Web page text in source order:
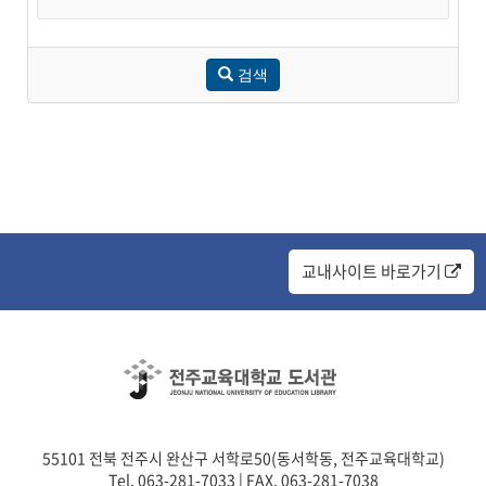
검색
교내사이트 바로가기
55101 전북 전주시 완산구 서학로50(동서학동, 전주교육대학교)
Tel. 063-281-7033 | FAX. 063-281-7038